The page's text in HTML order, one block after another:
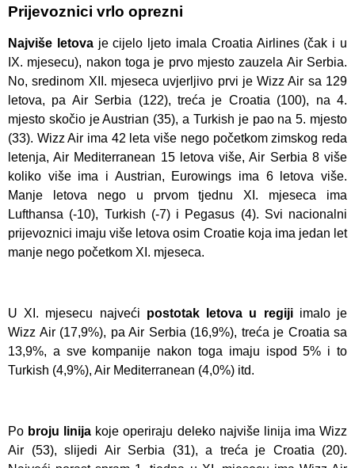
Prijevoznici vrlo oprezni
Najviše letovaje cijelo ljeto imala Croatia Airlines (čak i u
IX. mjesecu), nakon toga je prvo mjesto zauzela Air Serbia.
No, sredinom XII. mjeseca uvjerljivo prvi je Wizz Air sa 129
letova, pa Air Serbia (122), treća je Croatia (100), na 4.
mjesto skočio je Austrian (35), a Turkish je pao na 5. mjesto
(33). Wizz Air ima 42 leta više nego početkom zimskog reda
letenja, Air Mediterranean 15 letova više, Air Serbia 8 više
koliko više ima i Austrian, Eurowings ima 6 letova više.
Manje letova nego u prvom tjednu XI. mjeseca ima
Lufthansa (-10), Turkish (-7) i Pegasus (4). Svi nacionalni
prijevoznici imaju više letova osim Croatie koja ima jedan let
manje nego početkom XI. mjeseca.
U XI. mjesecu najveći postotak letova u regijiimalo je
Wizz Air (17,9%), pa Air Serbia (16,9%), treća je Croatia sa
13,9%, a sve kompanije nakon toga imaju ispod 5% i to
Turkish (4,9%), Air Mediterranean (4,0%) itd.
Po broju linija koje operiraju deleko najviše linija ima Wizz
Air (53), slijedi Air Serbia (31), a treća je Croatia (20).